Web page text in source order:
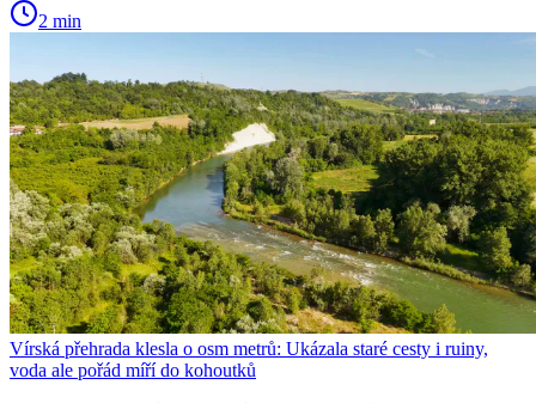
2 min
Vírská přehrada klesla o osm metrů: Ukázala staré cesty i ruiny,
voda ale pořád míří do kohoutků